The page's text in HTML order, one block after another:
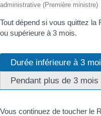
administrative (Première ministre)
Tout dépend si vous quittez la
ou supérieure à 3 mois.
Durée inférieure à 3
Pendant plus de 3 mois
Vous continuez de toucher le